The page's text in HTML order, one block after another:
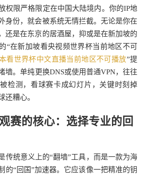
权限严格限定在中国大陆境内。你的IP地
身份，就会被系统无情拦截。无论是你在
还是在东京的居酒屋，抑或是在新加坡的
“在新加坡看央视频世界杯当前地区不可
看世界杯中文直播当前地区不可播放”提
墙。单纯更换DNS或使用普通VPN，往往
检测，看球赛卡成幻灯片，关键时刻掉
还糟心。
赛的核心：选择专业的回
传统意义上的“翻墙”工具，而是一款为海
的“回国”加速器。它应该像一把精准的钥